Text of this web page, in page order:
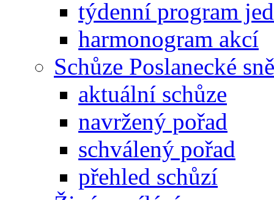
týdenní program
harmonogram akcí
Schůze Poslanecké
aktuální schůze
navržený pořad
schválený pořad
přehled schůzí